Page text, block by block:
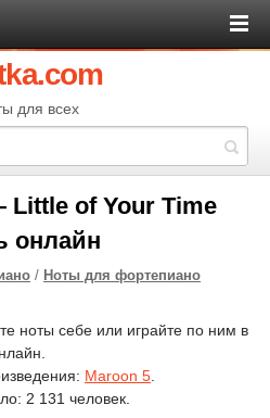
для всех
of Your Time
онлайн
/ Ноты для фортепиано
ноты себе или играйте по ним в
Maroon 5
2 131 человек.